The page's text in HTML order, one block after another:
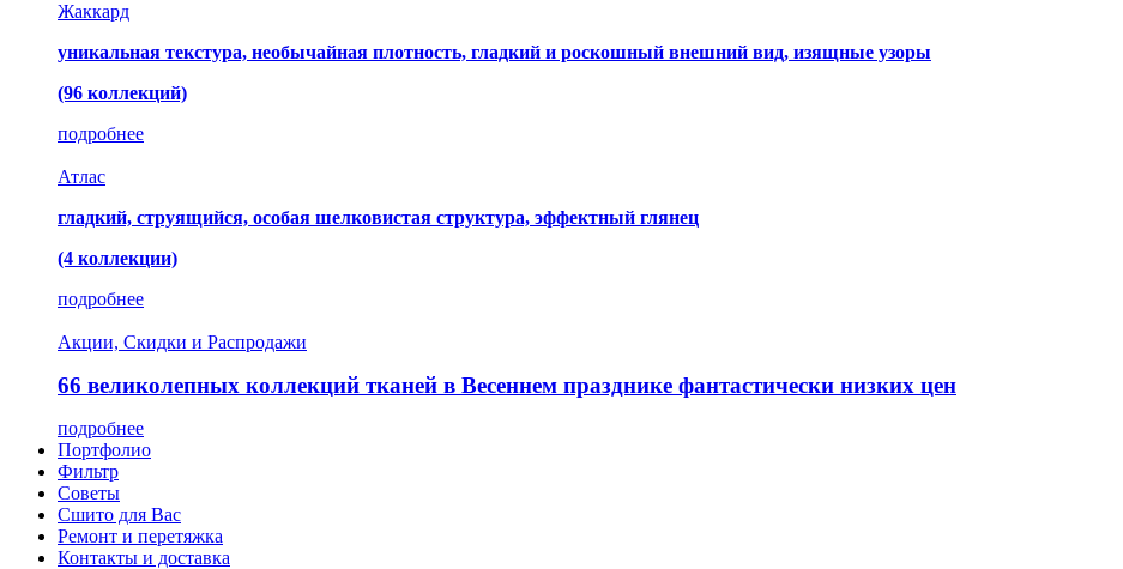
Жаккард
уникальная текстура, необычайная плотность, гладкий и роскошный внешний вид, изящные узоры
(96 коллекций)
подробнее
Атлас
гладкий, струящийся, особая шелковистая структура, эффектный глянец
(4 коллекции)
подробнее
Акции, Скидки и Распродажи
66 великолепных коллекций тканей в Весеннем празднике фантастически низких цен
подробнее
Портфолио
Фильтр
Советы
Сшито для Вас
Ремонт и перетяжка
Контакты и доставка